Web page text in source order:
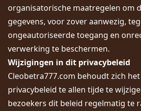
organisatorische maatregelen om
gegevens, voor zover aanwezig,
ongeautoriseerde toegang en
verwerking te beschermen.
Wijzigingen in dit privacybeleid
Cleobetra777.com behoudt zich
privacybeleid te allen tijde te
bezoekers dit beleid regelmatig te